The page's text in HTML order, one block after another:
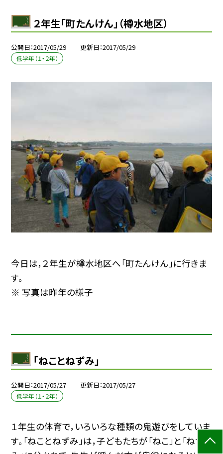
２年生「町たんけん」（樽水地区）
公開日 2017/05/29 更新日 2017/05/29
低学年（１・２年）
今日は，２年生が樽水地区へ「町たんけん」に行きま
す。
※ 写真は昨年の様子
「ねことねずみ」
公開日 2017/05/27 更新日 2017/05/27
低学年（１・２年）
１年生の体育で，いろいろな種類の鬼遊びをしていま
す。「ねことねずみ」は，子どもたちが「ねこ」と「ねず